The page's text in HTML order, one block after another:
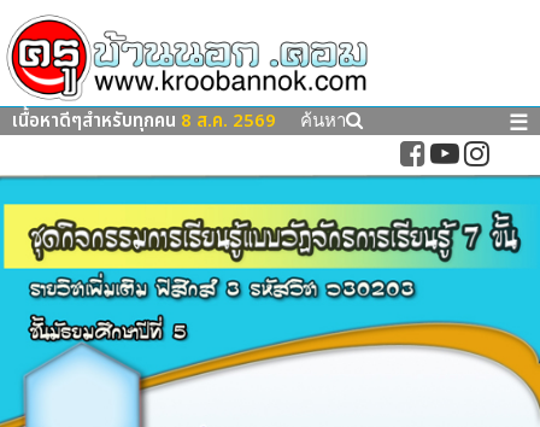
เนื้อหาดีๆสำหรับทุกคน 8 ส.ค. 2569 ค้นหา ☰